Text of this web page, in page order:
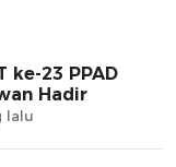
ke-23 PPAD
Hadir
lalu